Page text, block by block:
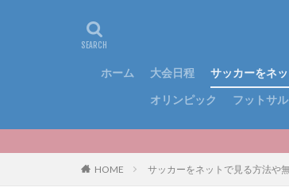
ホーム 大会日程 サッカーをネ
オリンピック
フットサル
＜おすすめ記事
HOME サッカーをネットで見る方法や